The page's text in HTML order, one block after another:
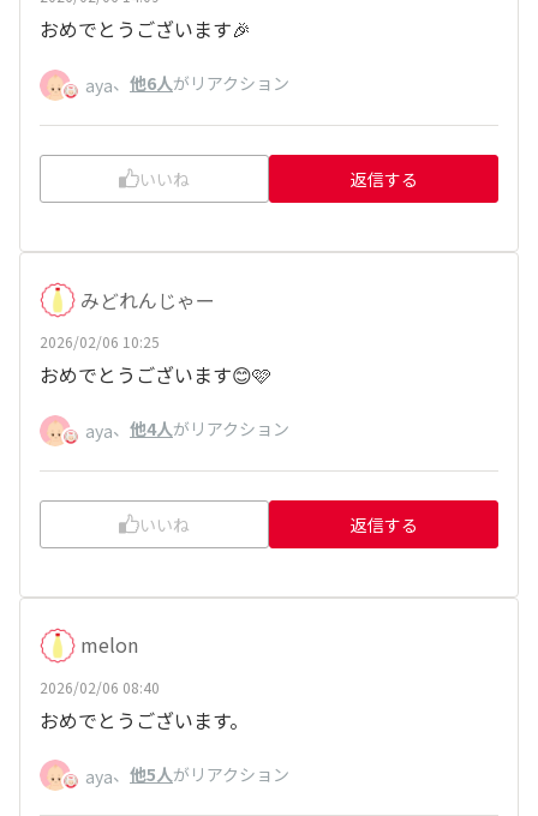
おめでとうございます🎉
aya、 他6人がリアクション
いいね 返信する
みどれんじゃー
2026/02/06 10:25
おめでとうございます😊🩷
aya、 他4人がリアクション
いいね 返信する
melon
2026/02/06 08:40
おめでとうございます。
aya、 他5人がリアクション